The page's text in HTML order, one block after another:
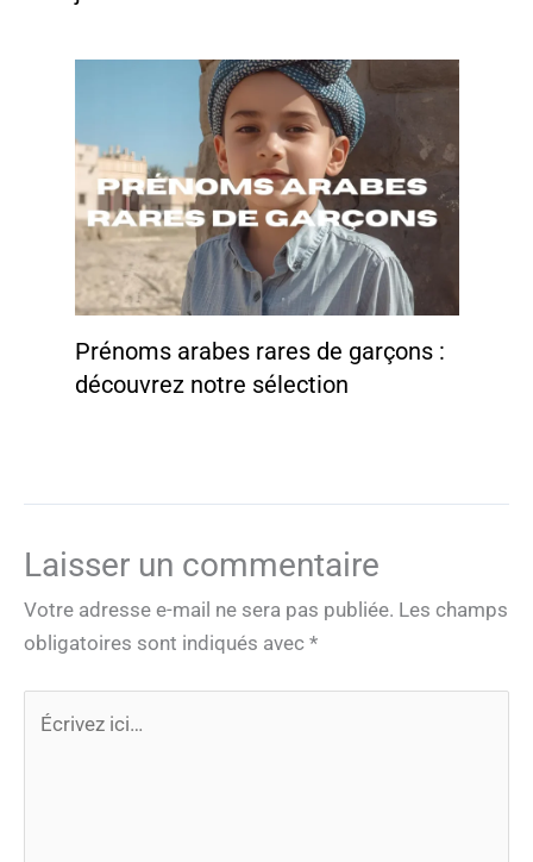
Prénoms arabes rares de garçons :
découvrez notre sélection
Laisser un commentaire
Votre adresse e-mail ne sera pas publiée. Les champs
obligatoires sont indiqués avec *
ici…